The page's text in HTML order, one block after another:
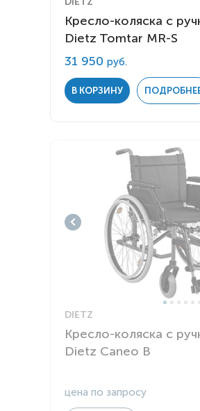
Кресло-коляска с
Dietz Tomtar MR-S
31 950 руб.
В КОРЗИНУ
DIETZ
Кресло-коляска с
Dietz Caneo B
цена по запросу